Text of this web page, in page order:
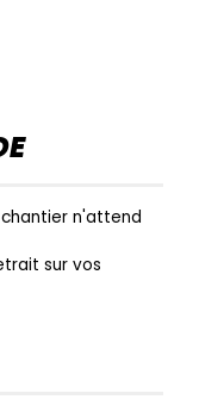
n'attend
sur vos